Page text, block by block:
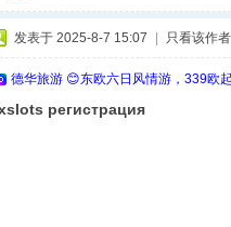
发表于 2025-8-7 15:07 只看该作者
德华旅游 😊东欧六日风情游，339欧
регистрация